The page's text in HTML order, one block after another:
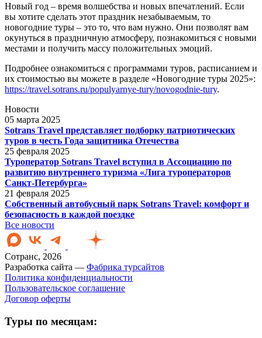
Новый год – время волшебства и новых впечатлений. Если
вы хотите сделать этот праздник незабываемым, то
новогодние туры – это то, что вам нужно. Они позволят вам
окунуться в праздничную атмосферу, познакомиться с новыми
местами и получить массу положительных эмоций.
Подробнее ознакомиться с программами туров, расписанием и
их стоимостью вы можете в разделе «Новогодние туры 2025»:
https://travel.sotrans.ru/populyarnye-tury/novogodnie-tury.
Новости
05 марта 2025
Sotrans Travel представляет подборку патриотических
туров в честь Года защитника Отечества
25 февраля 2025
Туроператор Sotrans Travel вступил в Ассоциацию по
развитию внутреннего туризма «Лига туроператоров
Санкт-Петербурга»
21 февраля 2025
Собственный автобусный парк Sotrans Travel: комфорт и
безопасность в каждой поездке
Все новости
Сотранс, 2026
Разработка сайта — Фабрика турсайтов
Политика конфиденциальности
Пользовательское соглашение
Договор оферты
Туры по месяцам: